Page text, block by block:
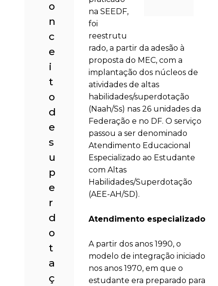
o
n
c
e
i
t
o
d
e
s
u
p
e
r
d
o
t
a
ç
na SEEDF,
foi
reestrutu
rado, a partir da adesão à
proposta do MEC, com a
implantação dos núcleos de
atividades de altas
habilidades/superdotação
(Naah/Ss) nas 26 unidades da
Federação e no DF. O serviço
passou a ser denominado
Atendimento Educacional
Especializado ao Estudante
com Altas
Habilidades/Superdotação
(AEE-AH/SD).
Atendimento especializado
A partir dos anos 1990, o
modelo de integração iniciado
nos anos 1970, em que o
estudante era preparado para